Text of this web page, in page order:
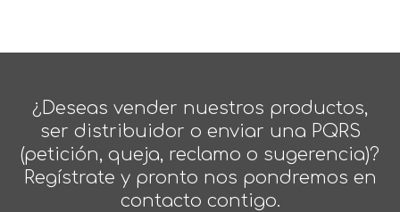
¿Deseas vender nuestros productos,
ser distribuidor o enviar una PQRS
(petición, queja, reclamo o sugerencia)?
Regístrate y pronto nos pondremos en
contacto contigo.